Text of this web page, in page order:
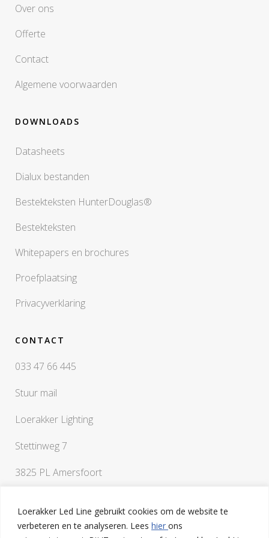
Loerakker Led Line gebruikt cookies om de website te
verbeteren en te analyseren. Lees hier ons
Over ons
Offerte
Contact
Algemene voorwaarden
DOWNLOADS
Datasheets
Dialux bestanden
Bestekteksten HunterDouglas®
Bestekteksten
Whitepapers en brochures
Proefplaatsing
Privacyverklaring
CONTACT
033 47 66 445
Stuur mail
Loerakker Lighting
Stettinweg 7
3825 PL Amersfoort